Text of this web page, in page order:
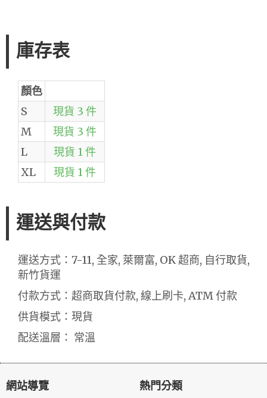
庫存表
顏色
S
現貨 3 件
M
現貨 3 件
L
現貨 1 件
XL
現貨 1 件
運送與付款
運送方式：7-11, 全家, 萊爾富, OK 超商, 自行取貨,
新竹貨運
付款方式：超商取貨付款, 線上刷卡, ATM 付款
供貨模式：現貨
配送溫層： 常溫
網站導覽 熱門分類